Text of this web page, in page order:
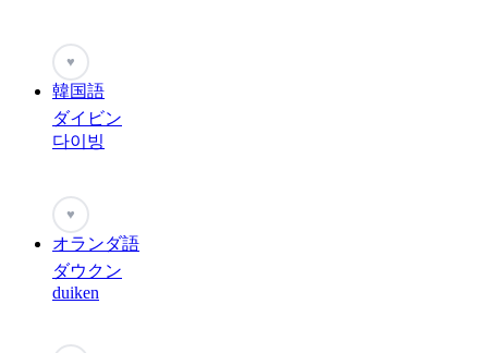
♥
韓国語
ダイビン
다이빙
♥
オランダ語
ダウクン
duiken